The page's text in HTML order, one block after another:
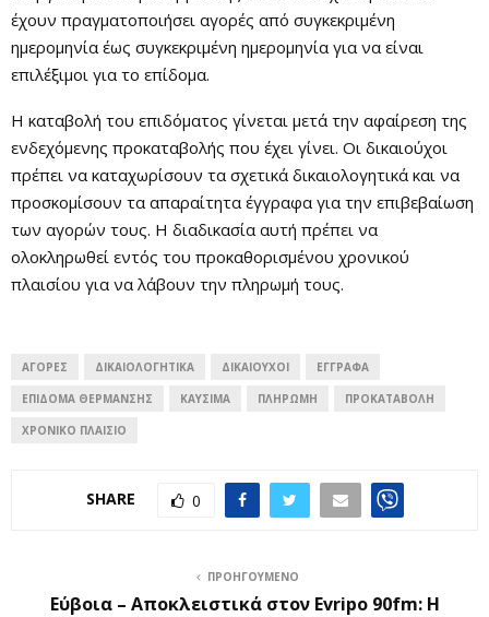
έχουν πραγματοποιήσει αγορές από συγκεκριμένη
ημερομηνία έως συγκεκριμένη ημερομηνία για να είναι
επιλέξιμοι για το επίδομα.
Η καταβολή του επιδόματος γίνεται μετά την αφαίρεση της
ενδεχόμενης προκαταβολής που έχει γίνει. Οι δικαιούχοι
πρέπει να καταχωρίσουν τα σχετικά δικαιολογητικά και να
προσκομίσουν τα απαραίτητα έγγραφα για την επιβεβαίωση
των αγορών τους. Η διαδικασία αυτή πρέπει να
ολοκληρωθεί εντός του προκαθορισμένου χρονικού
πλαισίου για να λάβουν την πληρωμή τους.
ΑΓΟΡΈΣ ΔΙΚΑΙΟΛΟΓΗΤΙΚΆ ΔΙΚΑΙΟΎΧΟΙ ΈΓΓΡΑΦΑ
ΕΠΊΔΟΜΑ ΘΈΡΜΑΝΣΗΣ ΚΑΎΣΙΜΑ ΠΛΗΡΩΜΉ ΠΡΟΚΑΤΑΒΟΛΉ
ΧΡΟΝΙΚΌ ΠΛΑΊΣΙΟ
SHARE 0
ΠΡΟΗΓΟΎΜΕΝΟ
Εύβοια – Αποκλειστικά στον Evripo 90fm: Η